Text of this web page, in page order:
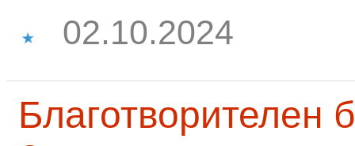
02.10.2024
Благотворителен